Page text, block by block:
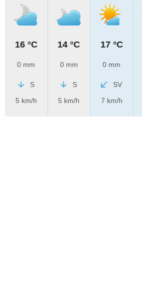
16 °C
0 mm
S
5 km/h
14 °C
0 mm
S
5 km/h
17 °C
0 mm
SV
7 km/h